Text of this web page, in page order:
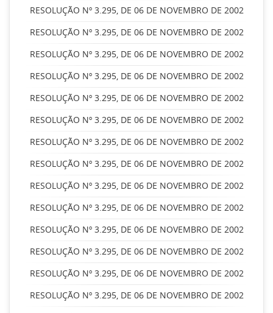
RESOLUÇÃO Nº 3.295, DE 06 DE NOVEMBRO DE 2002
RESOLUÇÃO Nº 3.295, DE 06 DE NOVEMBRO DE 2002
RESOLUÇÃO Nº 3.295, DE 06 DE NOVEMBRO DE 2002
RESOLUÇÃO Nº 3.295, DE 06 DE NOVEMBRO DE 2002
RESOLUÇÃO Nº 3.295, DE 06 DE NOVEMBRO DE 2002
RESOLUÇÃO Nº 3.295, DE 06 DE NOVEMBRO DE 2002
RESOLUÇÃO Nº 3.295, DE 06 DE NOVEMBRO DE 2002
RESOLUÇÃO Nº 3.295, DE 06 DE NOVEMBRO DE 2002
RESOLUÇÃO Nº 3.295, DE 06 DE NOVEMBRO DE 2002
RESOLUÇÃO Nº 3.295, DE 06 DE NOVEMBRO DE 2002
RESOLUÇÃO Nº 3.295, DE 06 DE NOVEMBRO DE 2002
RESOLUÇÃO Nº 3.295, DE 06 DE NOVEMBRO DE 2002
RESOLUÇÃO Nº 3.295, DE 06 DE NOVEMBRO DE 2002
RESOLUÇÃO Nº 3.295, DE 06 DE NOVEMBRO DE 2002